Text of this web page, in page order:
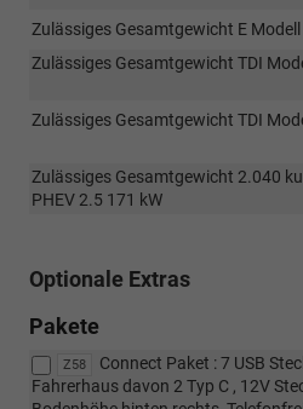
Zulässiges Gesamtgewicht E
Zulässiges Gesamtgewicht TDI
Zulässiges Gesamtgewicht TDI
Zulässiges Gesamtgewicht 2.040
PHEV 2.5 171 kW
Optionale Extras
Pakete
Z58
Connect Paket : 7 USB
Fahrerhaus davon 2 Typ C , 12V